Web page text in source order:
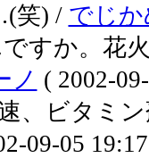
笑) / でじか
すか。花
ノ ( 2002-
、ビタミ
09-05